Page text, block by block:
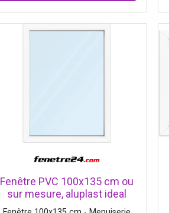
Fenêtre PVC 100x135 cm ou
sur mesure, aluplast ideal
4000, blanc, 1000 x 1350 mm